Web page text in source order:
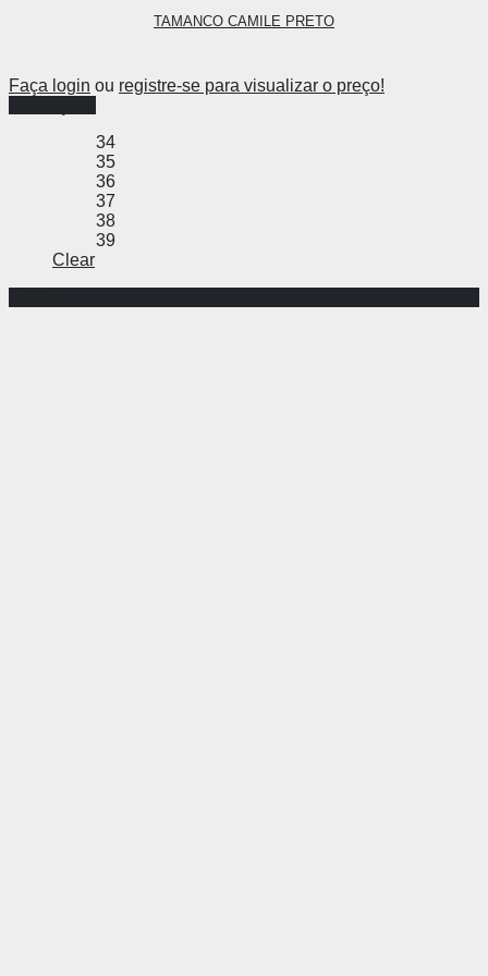
TAMANCO CAMILE PRETO
Faça login ou registre-se para visualizar o preço!
34
35
36
37
38
39
Clear